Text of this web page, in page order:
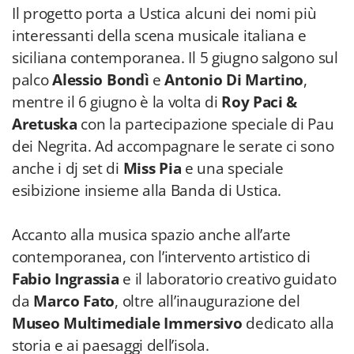
Il progetto porta a Ustica alcuni dei nomi più
interessanti della scena musicale italiana e
siciliana contemporanea. Il 5 giugno salgono sul
palcoAlessio Bondì eAntonio Di Martino,
mentre il 6 giugno è la volta di Roy Paci &
Aretuska con la partecipazione speciale di Pau
dei Negrita. Ad accompagnare le serate ci sono
anche i dj set di Miss Pia e una speciale
esibizione insieme alla Banda di Ustica.
Accanto alla musica spazio anche all’arte
contemporanea, con l’intervento artistico di
Fabio Ingrassia e il laboratorio creativo guidato
da Marco Fato, oltre all’inaugurazione del
Museo Multimediale Immersivo dedicato alla
storia e ai paesaggi dell’isola.